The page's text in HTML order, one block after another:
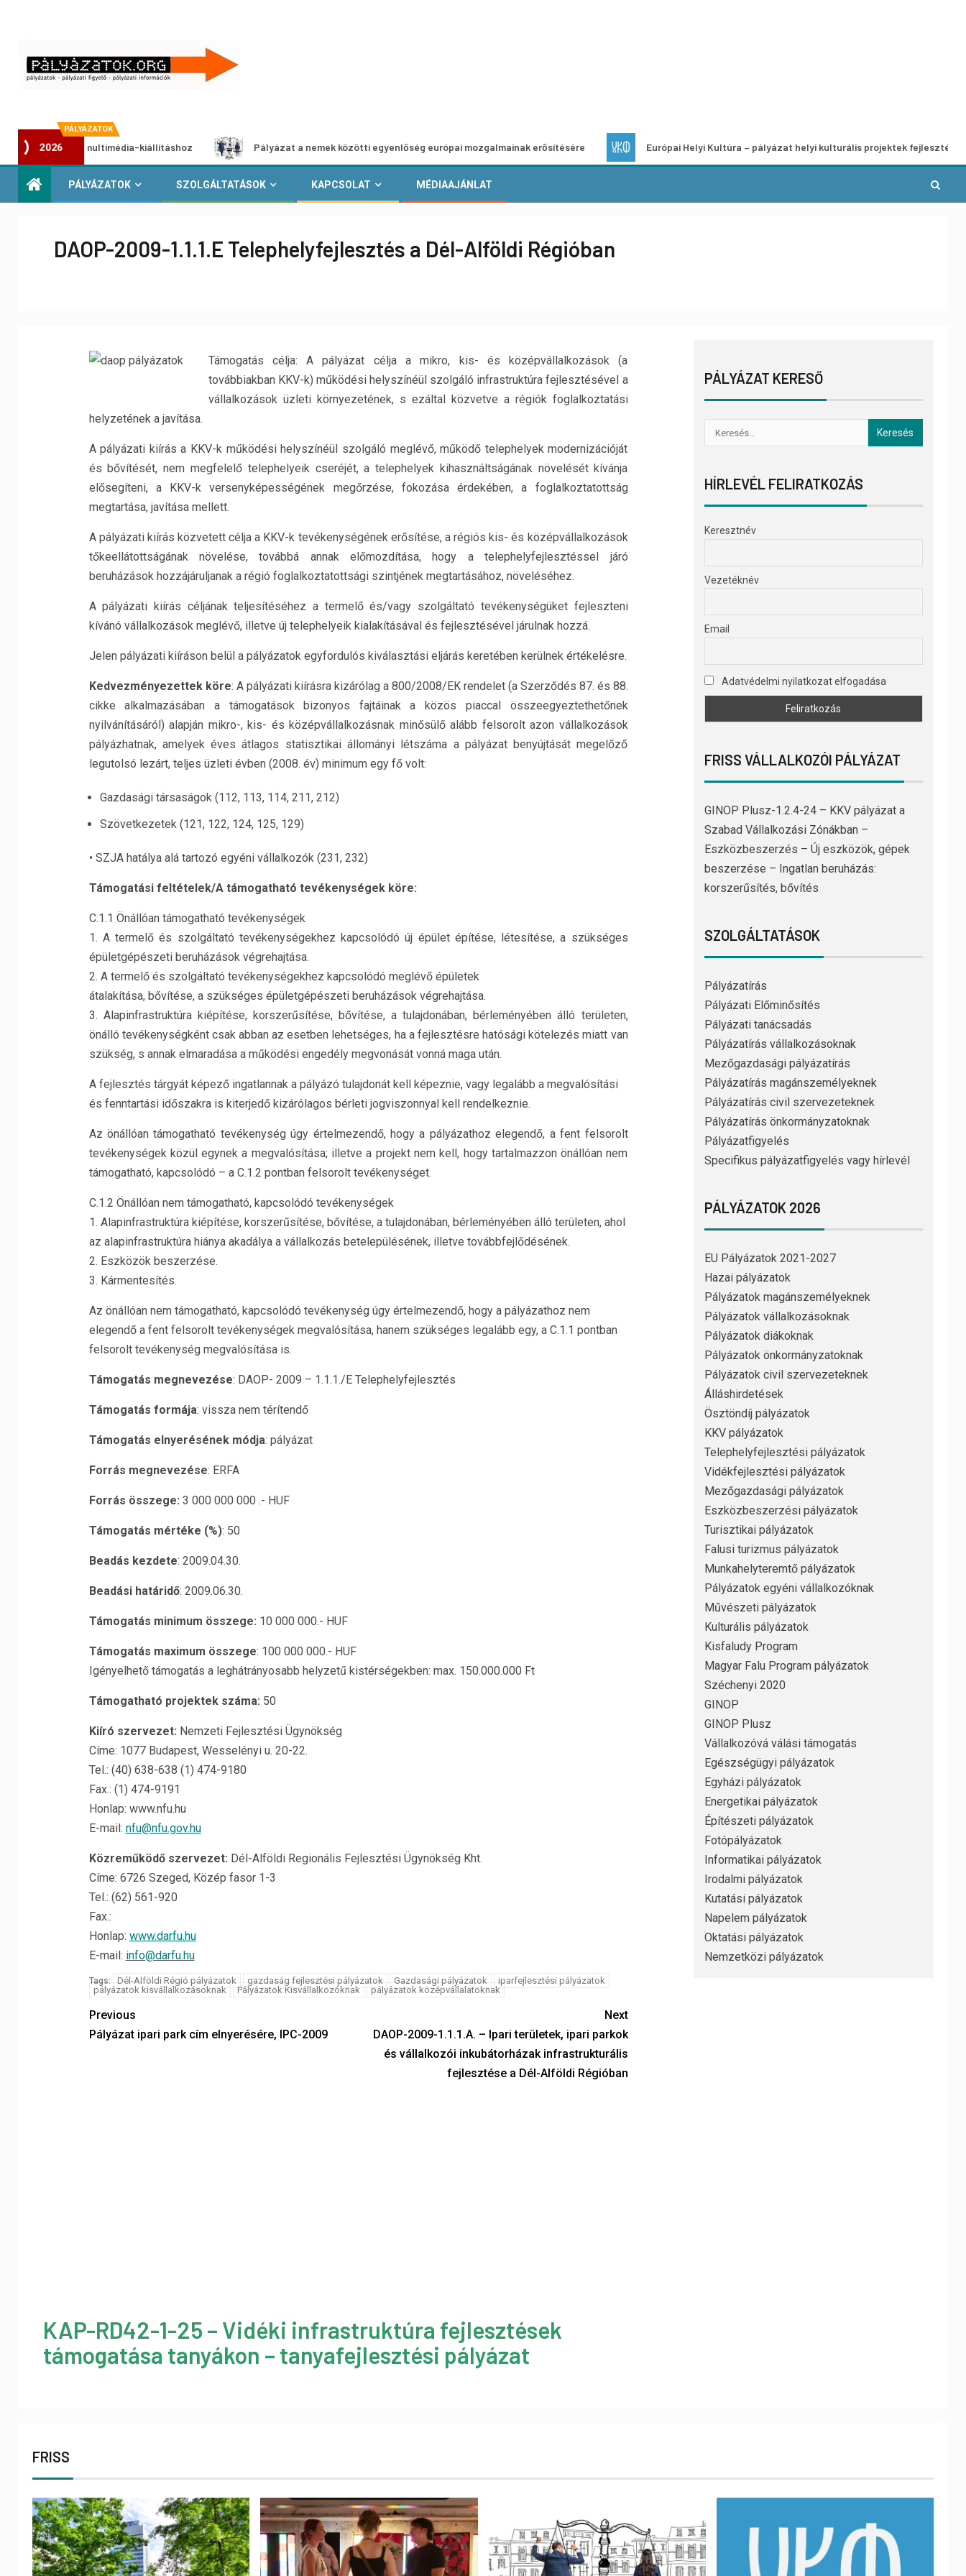
PÁLYÁZATOK
2026
multimédia-kiállításhoz Pályázat a nemek közötti egyenlőség európai mozgalmainak erősítésére Európai Helyi Kultúra – pályázat helyi kulturális projektek fejlesztésére
PÁLYÁZATOK SZOLGÁLTATÁSOK KAPCSOLAT MÉDIAAJÁNLAT
DAOP-2009-1.1.1.E Telephelyfejlesztés a Dél-Alföldi Régióban
Támogatás célja: A pályázat célja a mikro, kis- és középvállalkozások (a
továbbiakban KKV-k) működési helyszínéül szolgáló infrastruktúra fejlesztésével a
vállalkozások üzleti környezetének, s ezáltal közvetve a régiók foglalkoztatási
helyzetének a javítása.
A pályázati kiírás a KKV-k működési helyszínéül szolgáló meglévő, működő telephelyek modernizációját
és bővítését, nem megfelelő telephelyeik cseréjét, a telephelyek kihasználtságának növelését kívánja
elősegíteni, a KKV-k versenyképességének megőrzése, fokozása érdekében, a foglalkoztatottság
megtartása, javítása mellett.
A pályázati kiírás közvetett célja a KKV-k tevékenységének erősítése, a régiós kis- és középvállalkozások
tőkeellátottságának növelése, továbbá annak előmozdítása, hogy a telephelyfejlesztéssel járó
beruházások hozzájáruljanak a régió foglalkoztatottsági szintjének megtartásához, növeléséhez.
A pályázati kiírás céljának teljesítéséhez a termelő és/vagy szolgáltató tevékenységüket fejleszteni
kívánó vállalkozások meglévő, illetve új telephelyeik kialakításával és fejlesztésével járulnak hozzá.
Jelen pályázati kiíráson belül a pályázatok egyfordulós kiválasztási eljárás keretében kerülnek értékelésre.
Kedvezményezettek köre: A pályázati kiírásra kizárólag a 800/2008/EK rendelet (a Szerződés 87. és 88.
cikke alkalmazásában a támogatások bizonyos fajtáinak a közös piaccal összeegyeztethetőnek
nyilvánításáról) alapján mikro-, kis- és középvállalkozásnak minősülő alább felsorolt azon vállalkozások
pályázhatnak, amelyek éves átlagos statisztikai állományi létszáma a pályázat benyújtását megelőző
legutolsó lezárt, teljes üzleti évben (2008. év) minimum egy fő volt:
Gazdasági társaságok (112, 113, 114, 211, 212)
Szövetkezetek (121, 122, 124, 125, 129)
• SZJA hatálya alá tartozó egyéni vállalkozók (231, 232)
Támogatási feltételek/A támogatható tevékenységek köre:
C.1.1 Önállóan támogatható tevékenységek
1. A termelő és szolgáltató tevékenységekhez kapcsolódó új épület építése, létesítése, a szükséges
épületgépészeti beruházások végrehajtása.
2. A termelő és szolgáltató tevékenységekhez kapcsolódó meglévő épületek
átalakítása, bővítése, a szükséges épületgépészeti beruházások végrehajtása.
3. Alapinfrastruktúra kiépítése, korszerűsítése, bővítése, a tulajdonában, bérleményében álló területen,
önálló tevékenységként csak abban az esetben lehetséges, ha a fejlesztésre hatósági kötelezés miatt van
szükség, s annak elmaradása a működési engedély megvonását vonná maga után.
A fejlesztés tárgyát képező ingatlannak a pályázó tulajdonát kell képeznie, vagy legalább a megvalósítási
és fenntartási időszakra is kiterjedő kizárólagos bérleti jogviszonnyal kell rendelkeznie.
Az önállóan támogatható tevékenység úgy értelmezendő, hogy a pályázathoz elegendő, a fent felsorolt
tevékenységek közül egynek a megvalósítása; illetve a projekt nem kell, hogy tartalmazzon önállóan nem
támogatható, kapcsolódó – a C.1.2 pontban felsorolt tevékenységet.
C.1.2 Önállóan nem támogatható, kapcsolódó tevékenységek
1. Alapinfrastruktúra kiépítése, korszerűsítése, bővítése, a tulajdonában, bérleményében álló területen, ahol
az alapinfrastruktúra hiánya akadálya a vállalkozás betelepülésének, illetve továbbfejlődésének.
2. Eszközök beszerzése.
3. Kármentesítés.
Az önállóan nem támogatható, kapcsolódó tevékenység úgy értelmezendő, hogy a pályázathoz nem
elegendő a fent felsorolt tevékenységek megvalósítása, hanem szükséges legalább egy, a C.1.1 pontban
felsorolt tevékenység megvalósítása is.
Támogatás megnevezése: DAOP- 2009 – 1.1.1./E Telephelyfejlesztés
Támogatás formája: vissza nem térítendő
Támogatás elnyerésének módja: pályázat
Forrás megnevezése: ERFA
Forrás összege: 3 000 000 000 .- HUF
Támogatás mértéke (%): 50
Beadás kezdete: 2009.04.30.
Beadási határidő: 2009.06.30.
Támogatás minimum összege: 10 000 000.- HUF
Támogatás maximum összege: 100 000 000.- HUF
Igényelhető támogatás a leghátrányosabb helyzetű kistérségekben: max. 150.000.000 Ft
Támogatható projektek száma: 50
Kiíró szervezet: Nemzeti Fejlesztési Ügynökség
Címe: 1077 Budapest, Wesselényi u. 20-22.
Tel.: (40) 638-638 (1) 474-9180
Fax.: (1) 474-9191
Honlap: www.nfu.hu
E-mail: nfu@nfu.gov.hu
Közreműködő szervezet: Dél-Alföldi Regionális Fejlesztési Ügynökség Kht.
Címe: 6726 Szeged, Közép fasor 1-3
Tel.: (62) 561-920
Fax.:
Honlap: www.darfu.hu
E-mail: info@darfu.hu
Tags: Dél-Alföldi Régió pályázatok gazdaság fejlesztési pályázatok Gazdasági pályázatok
iparfejlesztési pályázatok
pályázatok kisvállalkozásoknak
Pályázatok Kisvállalkozóknak pályázatok középvállalatoknak
Previous
Pályázat ipari park cím elnyerésére, IPC-2009
Next
DAOP-2009-1.1.1.A. – Ipari területek, ipari parkok
és vállalkozói inkubátorházak infrastrukturális
fejlesztése a Dél-Alföldi Régióban
KAP-RD42-1-25 – Vidéki infrastruktúra fejlesztések
támogatása tanyákon – tanyafejlesztési pályázat
PÁLYÁZAT KERESŐ
HÍRLEVÉL FELIRATKOZÁS
Keresztnév
Vezetéknév
Email
Adatvédelmi nyilatkozat elfogadása
FRISS VÁLLALKOZÓI PÁLYÁZAT
GINOP Plusz-1.2.4-24 – KKV pályázat a
Szabad Vállalkozási Zónákban –
Eszközbeszerzés – Új eszközök, gépek
beszerzése – Ingatlan beruházás:
korszerűsítés, bővítés
SZOLGÁLTATÁSOK
Pályázatírás
Pályázati Előminősítés
Pályázati tanácsadás
Pályázatírás vállalkozásoknak
Mezőgazdasági pályázatírás
Pályázatírás magánszemélyeknek
Pályázatírás civil szervezeteknek
Pályázatírás önkormányzatoknak
Pályázatfigyelés
Specifikus pályázatfigyelés vagy hírlevél
PÁLYÁZATOK 2026
EU Pályázatok 2021-2027
Hazai pályázatok
Pályázatok magánszemélyeknek
Pályázatok vállalkozásoknak
Pályázatok diákoknak
Pályázatok önkormányzatoknak
Pályázatok civil szervezeteknek
Álláshirdetések
Ösztöndíj pályázatok
KKV pályázatok
Telephelyfejlesztési pályázatok
Vidékfejlesztési pályázatok
Mezőgazdasági pályázatok
Eszközbeszerzési pályázatok
Turisztikai pályázatok
Falusi turizmus pályázatok
Munkahelyteremtő pályázatok
Pályázatok egyéni vállalkozóknak
Művészeti pályázatok
Kulturális pályázatok
Kisfaludy Program
Magyar Falu Program pályázatok
Széchenyi 2020
GINOP
GINOP Plusz
Vállalkozóvá válási támogatás
Egészségügyi pályázatok
Egyházi pályázatok
Energetikai pályázatok
Építészeti pályázatok
Fotópályázatok
Informatikai pályázatok
Irodalmi pályázatok
Kutatási pályázatok
Napelem pályázatok
Oktatási pályázatok
Nemzetközi pályázatok
FRISS